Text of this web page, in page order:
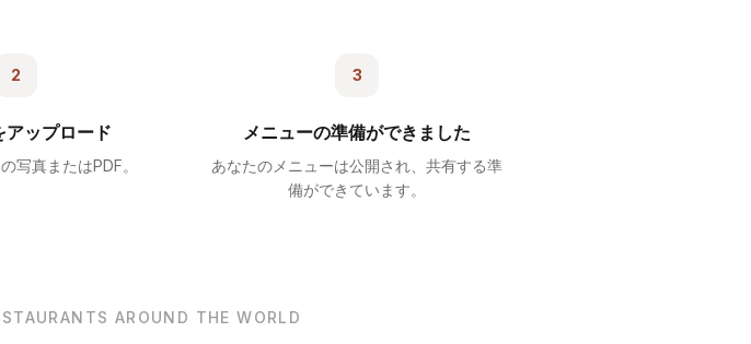
2
アップロード
写真またはPDF。
3
メニューの準備ができました
あなたのメニューは公開され、共有する準
備ができています。
AROUND THE WORLD